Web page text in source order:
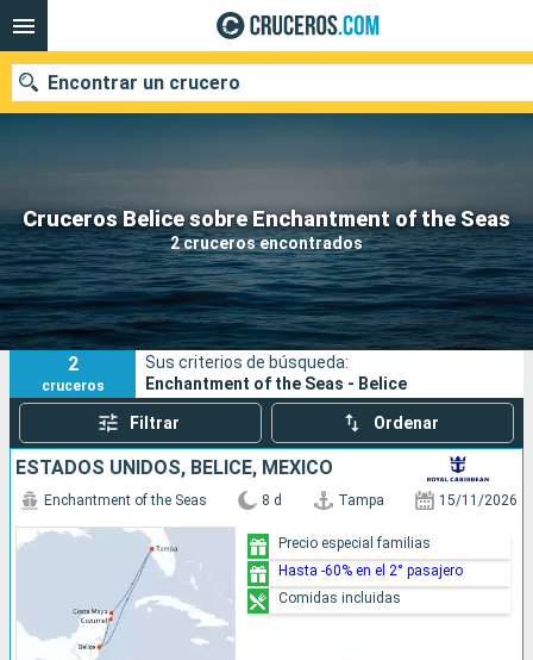
Cruceros Belice sobre Enchantment of the Seas
2 cruceros encontrados
Encontrar un crucero
Nuestros destinos
Fecha de salida
Puertos Compañías
Buscar
2
cruceros
Sus criterios de búsqueda:
Enchantment of the Seas - Belice
Filtrar Ordenar
ESTADOS UNIDOS, BELICE, MÉXICO
Enchantment of the Seas 8 d Tampa 15/11/2026
Precio especial familias
Hasta -60% en el 2° pasajero
Comidas incluidas